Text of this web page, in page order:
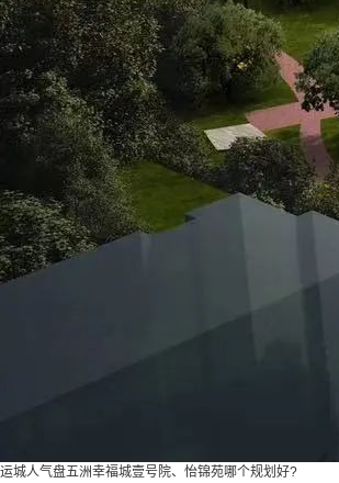
运城人气盘五洲幸福城壹号院、怡锦苑哪个规划好?